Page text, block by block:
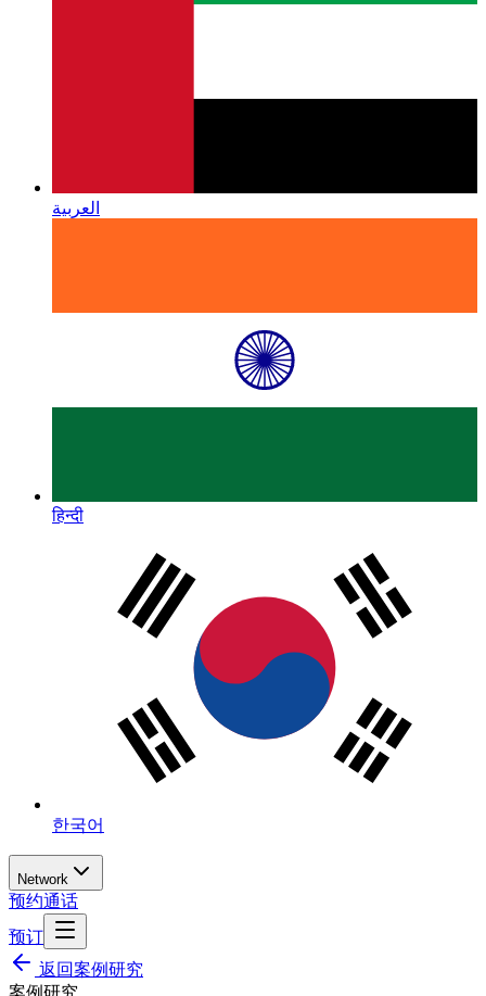
العربية
हिन्दी
한국어
Network
预约通话
预订
返回案例研究
案例研究